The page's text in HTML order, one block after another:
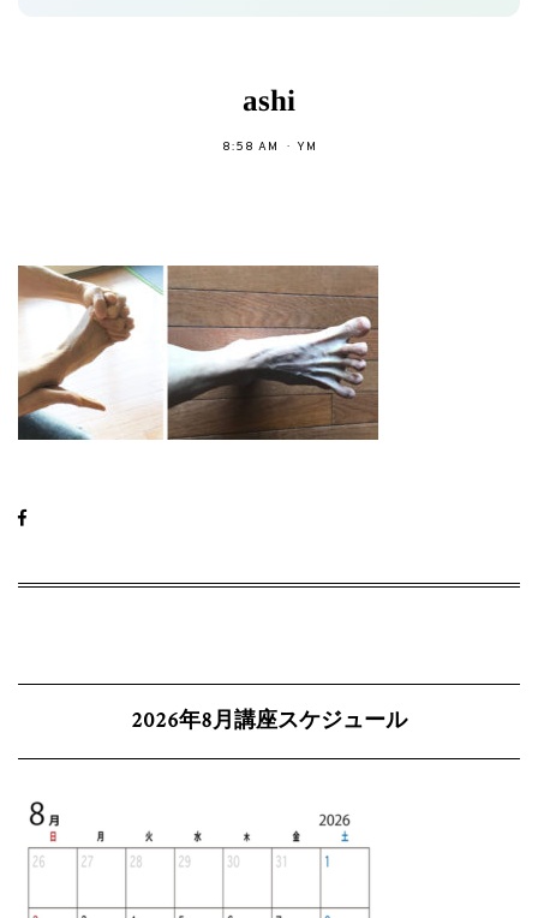
ashi
8:58 AM YM
2026年8月講座スケジュール